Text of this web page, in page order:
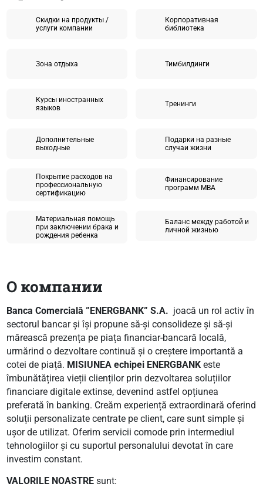
Скидки на продукты /
услуги компании
Корпоративная
библиотека
Зона отдыха Тимбилдинги
Курсы иностранных
языков
Tренинги
Дополнительные
выходные
Подарки на разные
случаи жизни
Покрытие расходов на
профессиональную
сертификацию
Финансирование
программ MBA
Материальная помощь
при заключении брака и
рождения ребенка
Баланс между работой и
личной жизнью
О компании
Banca Comercială ”ENERGBANK” S.A. joacă un rol activ în
sectorul bancar și își propune să-și consolideze și să-și
mărească prezența pe piața financiar-bancară locală,
urmărind o dezvoltare continuă și o creștere importantă a
cotei de piață. MISIUNEA echipei ENERGBANKeste
îmbunătățirea vieții clienților prin dezvoltarea soluțiilor
financiare digitale extinse, devenind astfel opțiunea
preferată în banking. Creăm experiență extraordinară oferind
soluții personalizate centrate pe client, care sunt simple și
ușor de utilizat. Oferim servicii comode prin intermediul
tehnologiilor și cu suportul personalului devotat în care
investim constant.
VALORILE NOASTRE sunt: